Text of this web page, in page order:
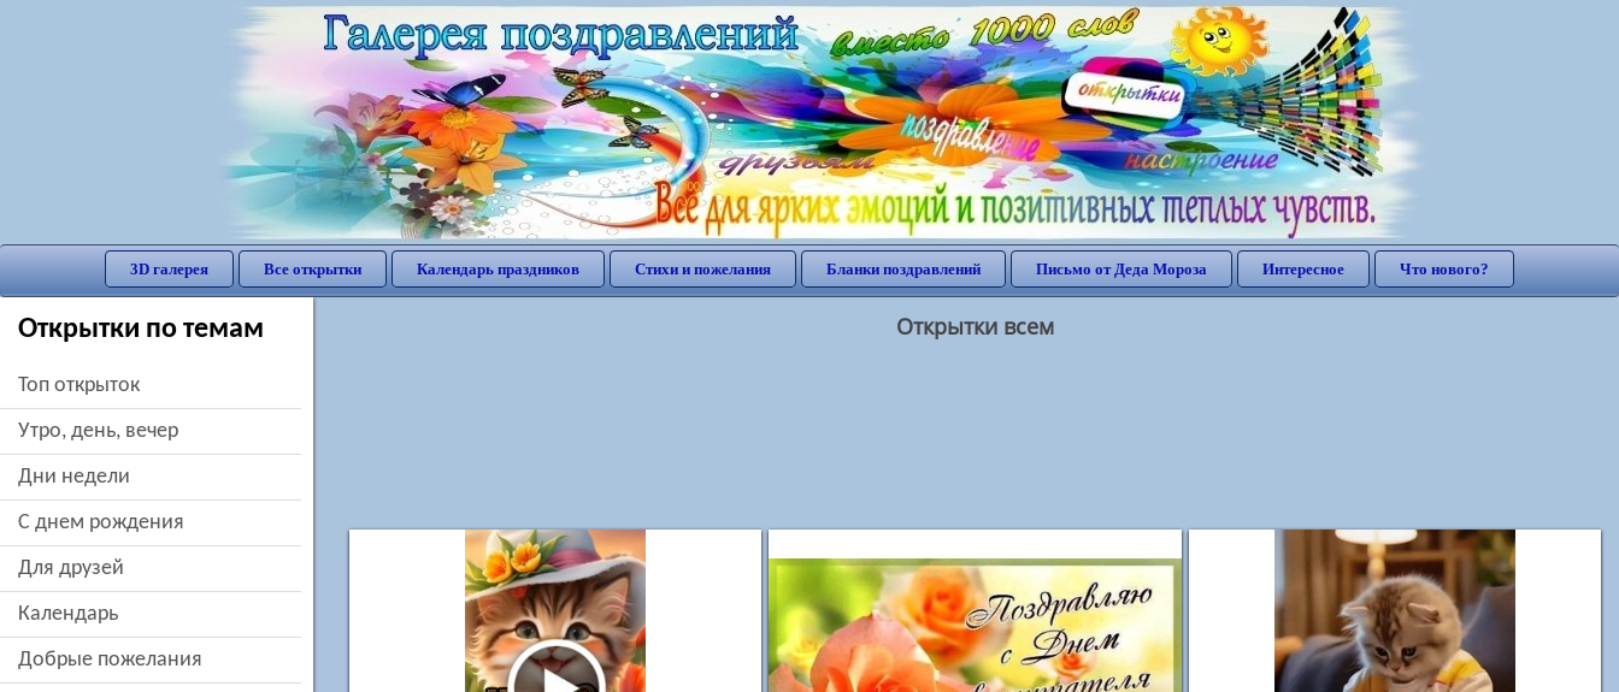
3D галерея Все открытки Календарь праздников Стихи и пожелания Бланки поздравлений Письмо от Деда Мороза Интересное Что нового?
Открытки по темам
Топ открыток
утро, день, вечер
дни недели
c днем рождения
для друзей
Календарь
добрые пожелания
Открытки всем